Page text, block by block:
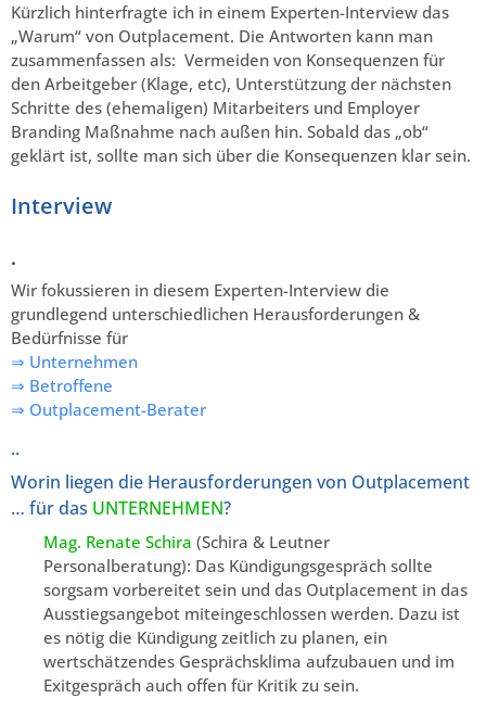
Kürzlich hinterfragte ich in einem Experten-Interview das
„Warum“ von Outplacement. Die Antworten kann man
zusammenfassen als: Vermeiden von Konsequenzen für
den Arbeitgeber (Klage, etc), Unterstützung der nächsten
Schritte des (ehemaligen) Mitarbeiters und Employer
Branding Maßnahme nach außen hin. Sobald das „ob“
geklärt ist, sollte man sich über die Konsequenzen klar sein.
Interview
.
Wir fokussieren in diesem Experten-Interview die
grundlegend unterschiedlichen Herausforderungen &
Bedürfnisse für
⇒ Unternehmen
⇒ Betroffene
⇒ Outplacement-Berater
..
Worin liegen die Herausforderungen von Outplacement
… für das UNTERNEHMEN?
Mag. Renate Schira (Schira & Leutner
Personalberatung): Das Kündigungsgespräch sollte
sorgsam vorbereitet sein und das Outplacement in das
Ausstiegsangebot miteingeschlossen werden. Dazu ist
es nötig die Kündigung zeitlich zu planen, ein
wertschätzendes Gesprächsklima aufzubauen und im
Exitgespräch auch offen für Kritik zu sein.